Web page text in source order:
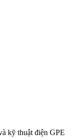
kỹ thuật điện GPE